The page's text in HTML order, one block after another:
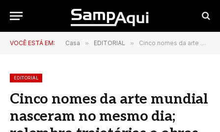
VOCÊ ESTÁ EM: Casa » EDITORIAL » Cinco nomes da arte mundial nasceram no mesmo dia; relembre trajetórias e obras
EDITORIAL
Cinco nomes da arte mundial
nasceram no mesmo dia;